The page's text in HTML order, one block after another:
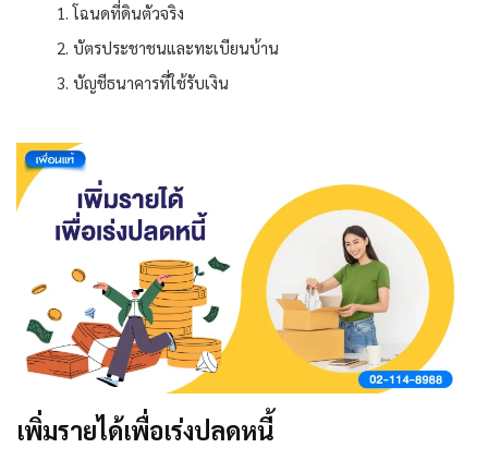
โฉนดที่ดินตัวจริง
บัตรประชาชนและทะเบียนบ้าน
บัญชีธนาคารที่ใช้รับเงิน
เพิ่มรายได้เพื่อเร่งปลดหนี้